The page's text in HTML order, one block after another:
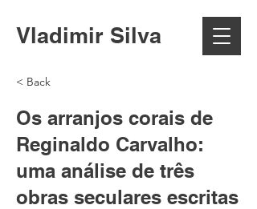
Vladimir Silva
< Back
Os arranjos corais de
Reginaldo Carvalho:
uma análise de três
obras seculares escritas